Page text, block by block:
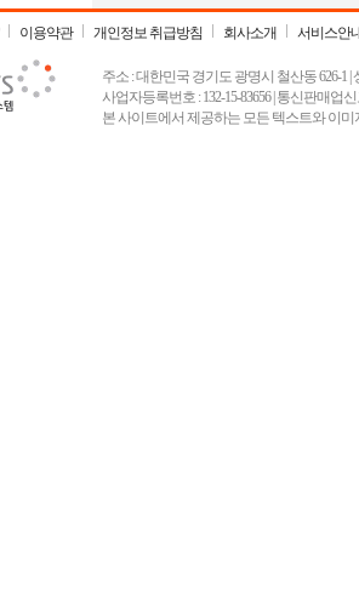
이용약관 개인정보 취급방침 회사소개 서비스안
주소 : 대한민국 경기도 광명시 철산동 626-1 |
사업자등록번호 : 132-15-83656 | 통신판매업
본 사이트에서 제공하는 모든 텍스트와 이